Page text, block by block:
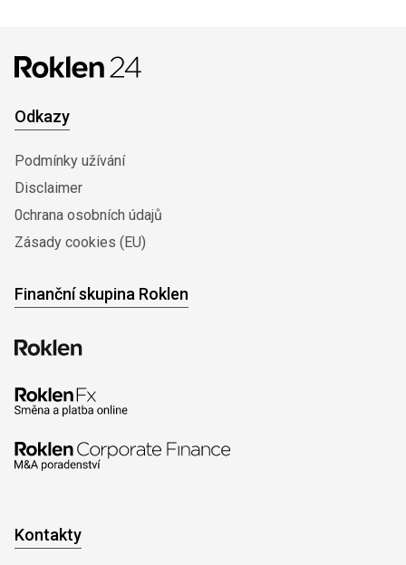
Odkazy
Podmínky užívání
Disclaimer
0chrana osobních údajů
Zásady cookies (EU)
Finanční skupina Roklen
Kontakty